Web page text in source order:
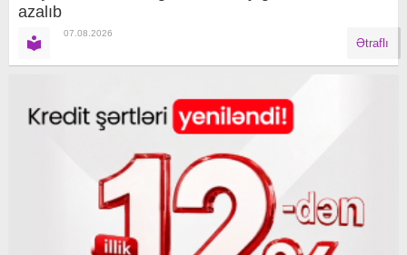
azalıb
07.08.2026
Ətraflı